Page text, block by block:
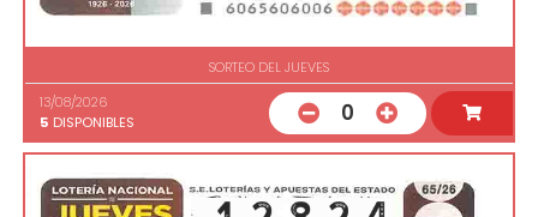
SORTEO DEL JUEVES
13/08/2026
5 DISPONIBLES 0